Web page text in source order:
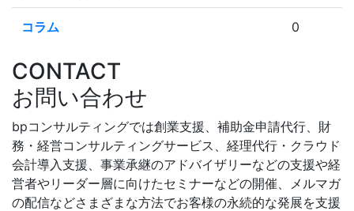
コラム 0
CONTACT
お問い合わせ
bpコンサルティングでは創業支援、補助金申請代行、財
務・経営コンサルティングサービス、経理代行・クラウド
会計導入支援、事業承継のアドバイザリーなどの支援や経
営者やリーダー層に向けたセミナーなどの開催、メルマガ
の配信などさまざまな方法でお客様の永続的な発展を支援